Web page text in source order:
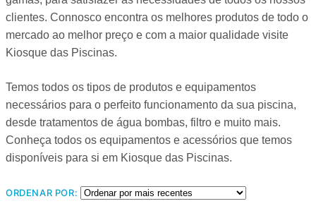
clientes. Connosco encontra os melhores produtos de todo o
mercado ao melhor preço e com a maior qualidade visite
Kiosque das Piscinas.
Temos todos os tipos de produtos e equipamentos
necessários para o perfeito funcionamento da sua piscina,
desde tratamentos de água bombas, filtro e muito mais.
Conheça todos os equipamentos e acessórios que temos
disponíveis para si em Kiosque das Piscinas.
ORDENAR POR: